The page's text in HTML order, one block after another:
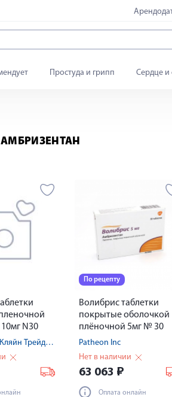
Простуда и грипп Сердце и
N30
Глаксо Смит Кляйн Трейдинг ЗАО/Патеон Инк АО
По рецепту
Волибрис таблетки
покрытые оболочкой
плёночной 5мг № 30
Patheon Inc
Нет в наличии
63 063 ₽
Оплата онлайн